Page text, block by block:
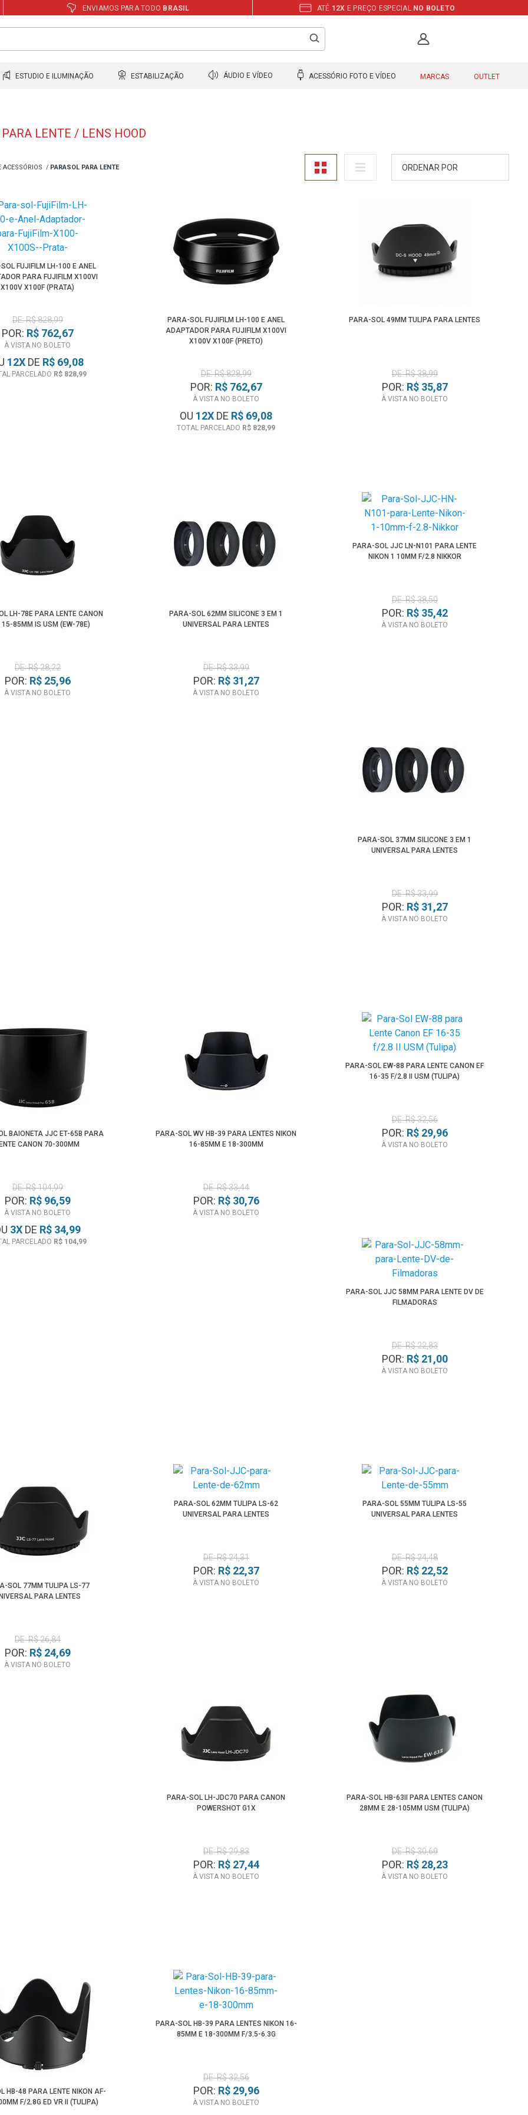
ENVIAMOS PARA TODO BRASIL ATÉ 12X E PREÇO ESPECIAL NO BOLETO
ESTUDIO E ILUMINAÇÃO ESTABILIZAÇÃO ÁUDIO E VÍDEO ACESSÓRIO FOTO E VÍDEO MARCAS OUTLET
LENTE / LENS HOOD
ACESSÓRIOS PARASOL PARA LENTE ORDENAR POR
Mais Vendidos
Maior Preço
Menor Preço
FUJIFILM LH-100 E ANEL
PARA FUJIFILM X100VI
X100V X100F (PRATA)
DE: R$ 828,99
POR: R$ 762,67
À VISTA NO BOLETO
12X DE R$ 69,08
PARCELADO R$ 828,99
PARA-SOL FUJIFILM LH-100 E ANEL
ADAPTADOR PARA FUJIFILM X100VI
X100V X100F (PRETO)
DE: R$ 828,99
POR: R$ 762,67
À VISTA NO BOLETO
OU 12X DE R$ 69,08
TOTAL PARCELADO R$ 828,99
PARA-SOL 49MM TULIPA PARA LENTES
DE: R$ 38,99
POR: R$ 35,87
À VISTA NO BOLETO
LH-78E PARA LENTE CANON
15-85MM IS USM (EW-78E)
DE: R$ 28,22
POR: R$ 25,96
À VISTA NO BOLETO
PARA-SOL 62MM SILICONE 3 EM 1
UNIVERSAL PARA LENTES
DE: R$ 33,99
POR: R$ 31,27
À VISTA NO BOLETO
PARA-SOL JJC LN-N101 PARA LENTE
NIKON 1 10MM F/2.8 NIKKOR
DE: R$ 38,50
POR: R$ 35,42
À VISTA NO BOLETO
PARA-SOL 37MM SILICONE 3 EM 1
UNIVERSAL PARA LENTES
DE: R$ 33,99
POR: R$ 31,27
À VISTA NO BOLETO
BAIONETA JJC ET-65B PARA
CANON 70-300MM
DE: R$ 104,99
POR: R$ 96,59
À VISTA NO BOLETO
3X DE R$ 34,99
PARCELADO R$ 104,99
PARA-SOL WV HB-39 PARA LENTES NIKON
16-85MM E 18-300MM
DE: R$ 33,44
POR: R$ 30,76
À VISTA NO BOLETO
PARA-SOL EW-88 PARA LENTE CANON EF
16-35 F/2.8 II USM (TULIPA)
DE: R$ 32,56
POR: R$ 29,96
À VISTA NO BOLETO
PARA-SOL JJC 58MM PARA LENTE DV DE
FILMADORAS
DE: R$ 22,83
POR: R$ 21,00
À VISTA NO BOLETO
SOL 77MM TULIPA LS-77
PARA LENTES
DE: R$ 26,84
POR: R$ 24,69
À VISTA NO BOLETO
PARA-SOL 62MM TULIPA LS-62
UNIVERSAL PARA LENTES
DE: R$ 24,31
POR: R$ 22,37
À VISTA NO BOLETO
PARA-SOL 55MM TULIPA LS-55
UNIVERSAL PARA LENTES
DE: R$ 24,48
POR: R$ 22,52
À VISTA NO BOLETO
PARA-SOL LH-JDC70 PARA CANON
POWERSHOT G1X
DE: R$ 29,83
POR: R$ 27,44
À VISTA NO BOLETO
PARA-SOL HB-63II PARA LENTES CANON
28MM E 28-105MM USM (TULIPA)
DE: R$ 30,69
POR: R$ 28,23
À VISTA NO BOLETO
HB-48 PARA LENTE NIKON AF-
F/2.8G ED VR II (TULIPA)
PARA-SOL HB-39 PARA LENTES NIKON 16-
85MM E 18-300MM F/3.5-6.3G
DE: R$ 32,56
POR: R$ 29,96
À VISTA NO BOLETO